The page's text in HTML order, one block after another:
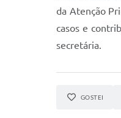
da Atenção
casos e
secretária.
GOSTEI